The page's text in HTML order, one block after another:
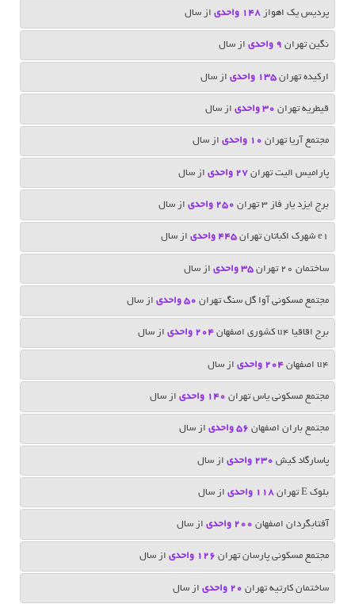
پردیس یک اهواز 148 واحدی از سال
نگین تهران ۹ واحدی از سال
ارکیده تهران 135 واحدی از سال
قیطریه تهران ۳۰ واحدی از سال
مجتمع آریا تهران 10 واحدی از سال
پارامیس الیت تهران 27 واحدی از سال
برج ایزد یار فاز 3 تهران 250 واحدی از سال
e1 شهرک اکباتان تهران 445 واحدی از سال
ساختمان 20 تهران 35 واحدی از سال
مجتمع مسکوني آوا گل سنگ تهران 50 واحدی از سال
برج اقاقیا u4 کشوری اصفهان 204 واحدی از سال
u4 اصفهان 204 واحدی از سال
مجتمع مسکونی یاس تهران 140 واحدی از سال
مجتمع باران اصفهان 56 واحدی از سال
پاسارگاد کیش 230 واحدی از سال
بلوک E تهران 118 واحدی از سال
آفتابگردان اصفهان 200 واحدی از سال
مجتمع مسکونی پارسان تهران 126 واحدی از سال
ساختمان کارتیه تهران 20 واحدی از سال